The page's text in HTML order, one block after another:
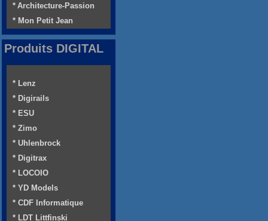
* Architecture-Passion
* Mon Petit Jean
Produits DIGITAL
* Lenz
* Digirails
* ESU
* Zimo
* Uhlenbrock
* Digitrax
* LOCOIO
* YD Models
* CDF Informatique
* LDT Littfinski